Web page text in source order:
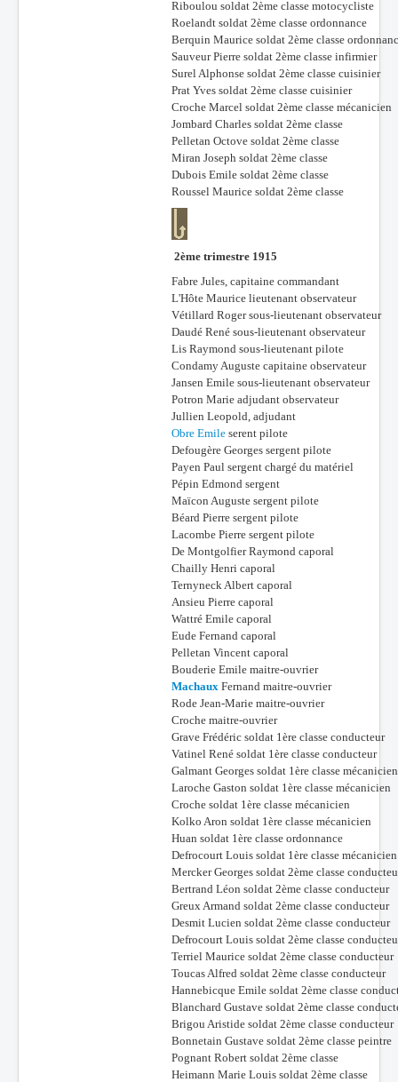
Riboulou soldat 2ème classe motocycliste
Roelandt soldat 2ème classe ordonnance
Berquin Maurice soldat 2ème classe
Sauveur Pierre soldat 2ème classe infirmier
Surel Alphonse soldat 2ème classe cuisinier
Prat Yves soldat 2ème classe cuisinier
Croche Marcel soldat 2ème classe mécanicien
Jombard Charles soldat 2ème classe
Pelletan Octove soldat 2ème classe
Miran Joseph soldat 2ème classe
Dubois Emile soldat 2ème classe
Roussel Maurice soldat 2ème classe
2ème trimestre 1915
Fabre Jules, capitaine commandant
L'Hôte Maurice lieutenant observateur
Vétillard Roger sous-lieutenant observateur
Daudé René sous-lieutenant observateur
Lis Raymond sous-lieutenant pilote
Condamy Auguste capitaine observateur
Jansen Emile sous-lieutenant observateur
Potron Marie adjudant observateur
Jullien Leopold, adjudant
Obre Emile serent pilote
Defougère Georges sergent pilote
Payen Paul sergent chargé du matériel
Pépin Edmond sergent
Maïcon Auguste sergent pilote
Béard Pierre sergent pilote
Lacombe Pierre sergent pilote
De Montgolfier Raymond caporal
Chailly Henri caporal
Ternyneck Albert caporal
Ansieu Pierre caporal
Wattré Emile caporal
Eude Fernand caporal
Pelletan Vincent caporal
Bouderie Emile maitre-ouvrier
Machaux Fernand maitre-ouvrier
Rode Jean-Marie maitre-ouvrier
Croche maitre-ouvrier
Grave Frédéric soldat 1ère classe conducteur
Vatinel René soldat 1ère classe conducteur
Galmant Georges soldat 1ère classe mécanicien
Laroche Gaston soldat 1ère classe mécanicien
Croche soldat 1ère classe mécanicien
Kolko Aron soldat 1ère classe mécanicien
Huan soldat 1ère classe ordonnance
Defrocourt Louis soldat 1ère classe mécanicien
Mercker Georges soldat 2ème classe
Bertrand Léon soldat 2ème classe conducteur
Greux Armand soldat 2ème classe conducteur
Desmit Lucien soldat 2ème classe conducteur
Defrocourt Louis soldat 2ème classe
Terriel Maurice soldat 2ème classe conducteur
Toucas Alfred soldat 2ème classe conducteur
Hannebicque Emile soldat 2ème classe
Blanchard Gustave soldat 2ème classe
Brigou Aristide soldat 2ème classe conducteur
Bonnetain Gustave soldat 2ème classe peintre
Pognant Robert soldat 2ème classe
Heimann Marie Louis soldat 2ème classe